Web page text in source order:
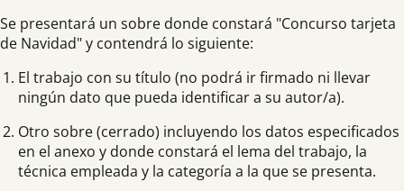
Se presentará un sobre donde constará "Concurso tarjeta
de Navidad" y contendrá lo siguiente:
El trabajo con su título (no podrá ir firmado ni llevar
ningún dato que pueda identificar a su autor/a).
Otro sobre (cerrado) incluyendo los datos especificados
en el anexo y donde constará el lema del trabajo, la
técnica empleada y la categoría a la que se presenta.